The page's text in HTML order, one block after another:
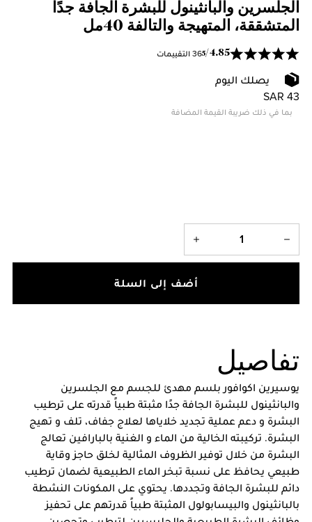
الجلسرين والبانثينول للبشرة الجافة جدًا
المتشققة، المتهيجة والتالفة 40مل
4.85
/
536 التقييمات
يصلك اليوم
SAR 43
بما في ذلك ضريبة القيمة المضافة
أضف إلى السلة
تفاصيل
يوسيرين اكوافور بلسم مهدئ للجسم مع الجلسرين
والبانثينول للبشرة الجافة جدًا مثبتة طبياً قدرته على ترطيب
البشرة و دعم عملية تجديد خلاياها لعلاج جفاف، تلف و تهيج
البشرة. تركيبته الخالية من الماء و الغنية بالبارافين تعالج
البشرة من خلال توفير الظروف المثالية لخلق حاجز وقاية
طبيعي يحافظ على نسبة تبخر الماء الطبيعية لضمان ترطيب
دائم للبشرة الجافة وتجددها. يحتوي على المكونات النشطة
بالبانثينول والبيسابولول المثبتة طبياً قدرتهم على تحفيز